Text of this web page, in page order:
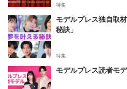
特集
モデルプレス独自取
秘訣」
特集
モデルプレス読者モ